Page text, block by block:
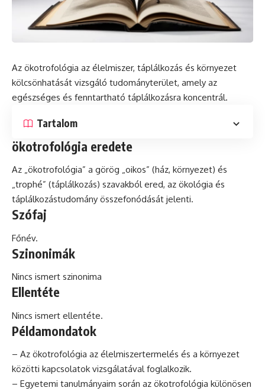
Az ökotrofológia az élelmiszer, táplálkozás és környezet
kölcsönhatását vizsgáló tudományterület, amely az
egészséges és fenntartható táplálkozásra koncentrál.
Tartalom
ökotrofológia eredete
Az „ökotrofológia” a görög „oikos” (ház, környezet) és
„trophé” (táplálkozás) szavakból ered, az ökológia és
táplálkozástudomány összefonódását jelenti.
Szófaj
Főnév.
Szinonimák
Nincs ismert szinonima
Ellentéte
Nincs ismert ellentéte.
Példamondatok
– Az ökotrofológia az élelmiszertermelés és a környezet
közötti kapcsolatok vizsgálatával foglalkozik.
– Egyetemi tanulmányaim során az ökotrofológia különösen